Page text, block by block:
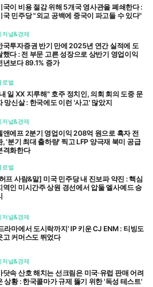
국이 비용 절감 위해 5개국 영사관을 폐쇄한다 :
국 민주당 "외교 공백에 중국이 파고들 수 있다"
저널&경제
국투자증권 반기 만에 2025년 연간 실적에 도
했다 : 전 부문 고른 성장으로 상반기 영업이익
년보다 89.1% 증가
로벌
일 XX 지루해" 호주 정치인, 의회 회의 도중 문
망신살 : 한국에도 이런 '사고' 많았지
저널&경제
앤에프 2분기 영업이익 208억 원으로 흑자 전
, '분기 최대 출하량' 찍고 LFP 양극재 북미 공급
격화한다
로벌
프 사람&말] 미국 민주당 내 진보파 약진 : 핵심
역인 미시간주 상원 경선에서 압둘 엘사예드 승
저널&경제
라마에서 도시락까지' IP 키운 CJ ENM : 티빙도
고 커머스도 뛰었다
저널&경제
닷속 산호 해치는 선크림은 미국·유럽 판매 어려
상황 : 한국콜마가 규제 뚫기 위한 '독성 테스트'